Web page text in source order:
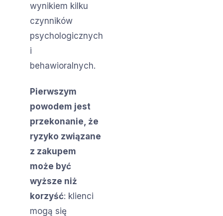
wynikiem kilku
czynników
psychologicznych
i
behawioralnych.
Pierwszym
powodem jest
przekonanie, że
ryzyko związane
z zakupem
może być
wyższe niż
korzyść: klienci
mogą się